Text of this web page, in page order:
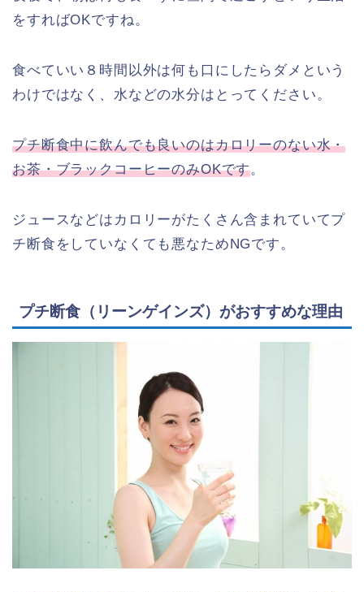
をすればOKですね。
食べていい８時間以外は何も口にしたらダメという
わけではなく、水などの水分はとってください。
プチ断食中に飲んでも良いのはカロリーのない水・
お茶・ブラックコーヒーのみOKです。
ジュースなどはカロリーがたくさん含まれていてプ
チ断食をしていなくても悪なためNGです。
プチ断食（リーンゲインズ）がおすすめな理由